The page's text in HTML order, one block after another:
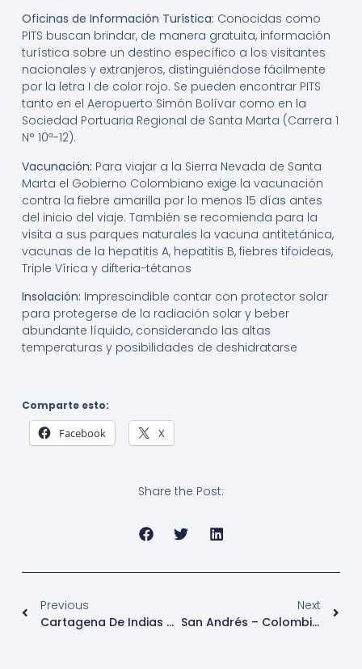
Oficinas de Información Turística: Conocidas como
PITS buscan brindar, de manera gratuita, información
turística sobre un destino específico a los visitantes
nacionales y extranjeros, distinguiéndose fácilmente
por la letra I de color rojo. Se pueden encontrar PITS
tanto en el Aeropuerto Simón Bolívar como en la
Sociedad Portuaria Regional de Santa Marta (Carrera 1
N° 10ª-12).
Vacunación: Para viajar a la Sierra Nevada de Santa
Marta el Gobierno Colombiano exige la vacunación
contra la fiebre amarilla por lo menos 15 días antes
del inicio del viaje. También se recomienda para la
visita a sus parques naturales la vacuna antitetánica,
vacunas de la hepatitis A, hepatitis B, fiebres tifoideas,
Triple Vírica y difteria-tétanos
Insolación: Imprescindible contar con protector solar
para protegerse de la radiación solar y beber
abundante líquido, considerando las altas
temperaturas y posibilidades de deshidratarse
Comparte esto:
Facebook X
Share the Post:
Previous
Cartagena De Indias – Turismo – Colombia
Next
San Andrés – Colombia – Turismo